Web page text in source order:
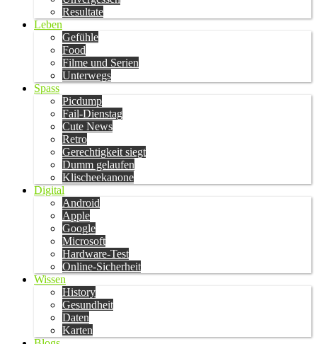
Resultate
Leben
Gefühle
Food
Filme und Serien
Unterwegs
Spass
Picdump
Fail-Dienstag
Cute News
Retro
Gerechtigkeit siegt
Dumm gelaufen
Klischeekanone
Digital
Android
Apple
Google
Microsoft
Hardware-Test
Online-Sicherheit
Wissen
History
Gesundheit
Daten
Karten